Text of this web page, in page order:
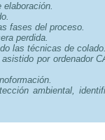
fases del proceso.
perdida.
las técnicas de colado.
por ordenador
ambiental,